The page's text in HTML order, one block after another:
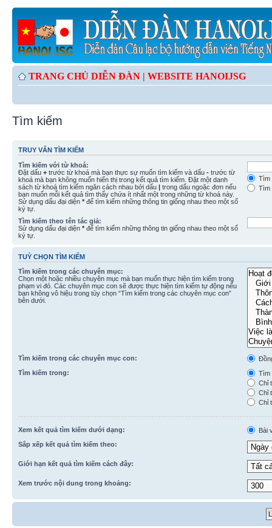
TRANG CHỦ DIỄN ĐÀN | WEBSITE HANOIJSG
Tìm kiếm
TRUY VẤN TÌM KIẾM
Tìm kiếm với từ khoá:
Đặt dấu + trước từ khoá mà bạn thực sự muốn tìm kiếm và dấu - trước từ
khoá mà bạn không muốn hiển thị trong kết quả tìm kiếm. Đặt một danh
sách từ khoá tìm kiếm ngăn cách nhau bởi dấu | trong dấu ngoặc đơn nếu
bạn muốn mỗi kết quả tìm thấy chứa ít nhất một trong những từ khoá này.
Sử dụng dấu đại diện * để tìm kiếm những thông tin giống nhau theo một số
ký tự.
Tìm
Tìm
Tìm kiếm theo tên tác giả:
Sử dụng dấu đại diện * để tìm kiếm những thông tin giống nhau theo một số
ký tự.
TUỲ CHỌN TÌM KIẾM
Tìm kiếm trong các chuyên mục:
Chọn một hoặc nhiều chuyên mục mà bạn muốn thực hiện tìm kiếm trong
phạm vi đó. Các chuyên mục con sẽ được thực hiện tìm kiếm tự động nếu
bạn không vô hiệu trong tùy chọn “Tìm kiếm trong các chuyên mục con”
bên dưới.
Tìm kiếm trong các chuyên mục con:
Tìm kiếm trong:
Tìm
Chỉ
Chỉ
Chỉ
Xem kết quả tìm kiếm dưới dạng:
Bài
Sắp xếp kết quả tìm kiếm theo:
Giới hạn kết quả tìm kiếm cách đây:
Xem trước nội dung trong khoảng: